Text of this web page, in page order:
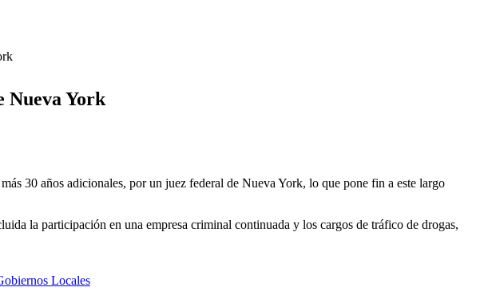
Nueva York
30 años adicionales, por un juez federal de Nueva York, lo que pone fin a este largo
la participación en una empresa criminal continuada y los cargos de tráfico de drogas,
Locales